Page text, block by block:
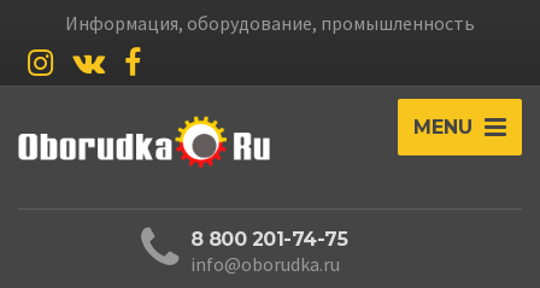
Информация, оборудование, промышленность
MENU
8 800 201-74-75
info@oborudka.ru